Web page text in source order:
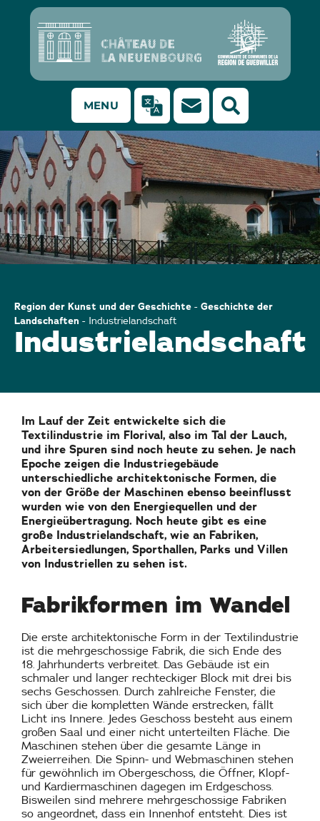
MENU
Region der Kunst und der Geschichte - Geschichte der
Landschaften - Industrielandschaft
Industrielandschaft
Im Lauf der Zeit entwickelte sich die
Textilindustrie im Florival, also im Tal der Lauch,
und ihre Spuren sind noch heute zu sehen. Je nach
Epoche zeigen die Industriegebäude
unterschiedliche architektonische Formen, die
von der Größe der Maschinen ebenso beeinflusst
wurden wie von den Energiequellen und der
Energieübertragung. Noch heute gibt es eine
große Industrielandschaft, wie an Fabriken,
Arbeitersiedlungen, Sporthallen, Parks und Villen
von Industriellen zu sehen ist.
Fabrikformen im Wandel
Die erste architektonische Form in der Textilindustrie
ist die mehrgeschossige Fabrik, die sich Ende des
18. Jahrhunderts verbreitet. Das Gebäude ist ein
schmaler und langer rechteckiger Block mit drei bis
sechs Geschossen. Durch zahlreiche Fenster, die
sich über die kompletten Wände erstrecken, fällt
Licht ins Innere. Jedes Geschoss besteht aus einem
großen Saal und einer nicht unterteilten Fläche. Die
Maschinen stehen über die gesamte Länge in
Zweierreihen. Die Spinn- und Webmaschinen stehen
für gewöhnlich im Obergeschoss, die Öffner, Klopf-
und Kardiermaschinen dagegen im Erdgeschoss.
Bisweilen sind mehrere mehrgeschossige Fabriken
so angeordnet, dass ein Innenhof entsteht. Dies ist